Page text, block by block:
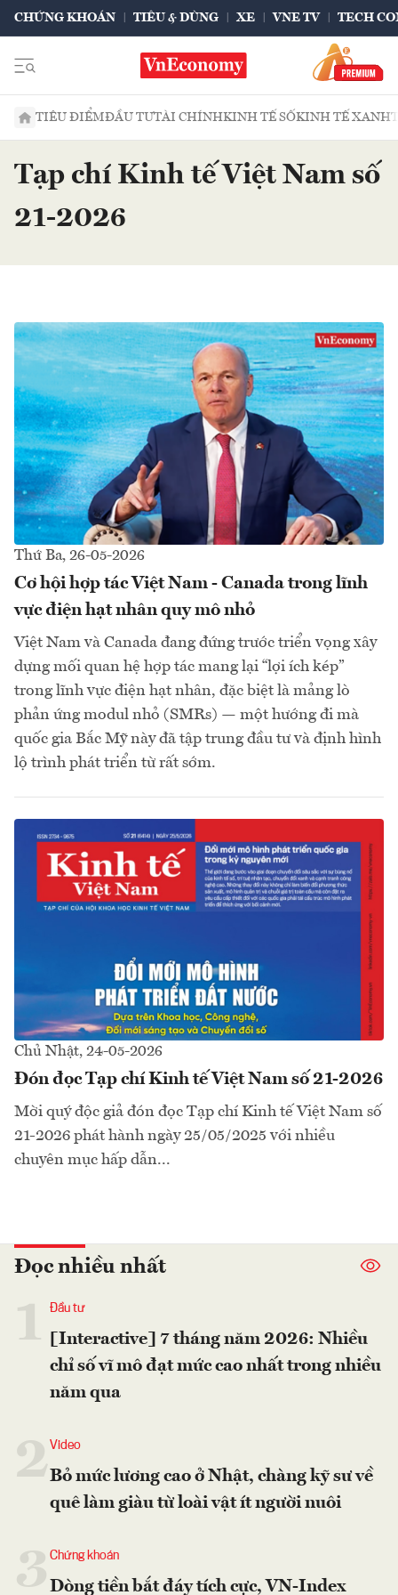
CHỨNG KHOÁN TIÊU & DÙNG XE VNE TV TECH
TIÊU ĐIỂMĐẦU TƯTÀI CHÍNHKINH TẾ SỐKINH TẾ XANH
Tạp chí Kinh tế Việt Nam số
21-2026
Thứ Ba, 26-05-2026
Cơ hội hợp tác Việt Nam - Canada trong lĩnh
vực điện hạt nhân quy mô nhỏ
Việt Nam và Canada đang đứng trước triển vọng xây
dựng mối quan hệ hợp tác mang lại “lợi ích kép”
trong lĩnh vực điện hạt nhân, đặc biệt là mảng lò
phản ứng modul nhỏ (SMRs) — một hướng đi mà
quốc gia Bắc Mỹ này đã tập trung đầu tư và định hình
lộ trình phát triển từ rất sớm.
Chủ Nhật, 24-05-2026
Đón đọc Tạp chí Kinh tế Việt Nam số 21-2026
Mời quý độc giả đón đọc Tạp chí Kinh tế Việt Nam số
21-2026 phát hành ngày 25/05/2025 với nhiều
chuyên mục hấp dẫn...
Đọc nhiều nhất
Đầu tư
[Interactive] 7 tháng năm 2026: Nhiều
chỉ số vĩ mô đạt mức cao nhất trong nhiều
năm qua
2Video
Bỏ mức lương cao ở Nhật, chàng kỹ sư về
quê làm giàu từ loài vật ít người nuôi
Chứng khoán
Dòng tiền bắt đáy tích cực, VN-Index